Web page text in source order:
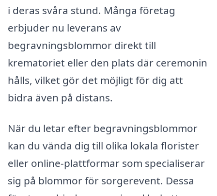
i deras svåra stund. Många företag
erbjuder nu leverans av
begravningsblommor direkt till
krematoriet eller den plats där ceremonin
hålls, vilket gör det möjligt för dig att
bidra även på distans.
När du letar efter begravningsblommor
kan du vända dig till olika lokala florister
eller online-plattformar som specialiserar
sig på blommor för sorgerevent. Dessa